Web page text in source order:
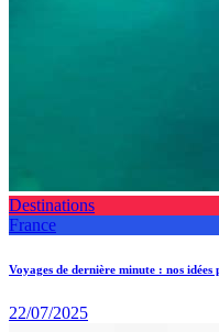
Destinations
France
Voyages de dernière minute : nos
22/07/2025